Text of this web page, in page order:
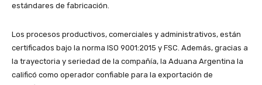
estándares de fabricación.
Los procesos productivos, comerciales y administrativos, están
certificados bajo la norma ISO 9001:2015 y FSC. Además, gracias a
la trayectoria y seriedad de la compañía, la Aduana Argentina la
calificó como operador confiable para la exportación de